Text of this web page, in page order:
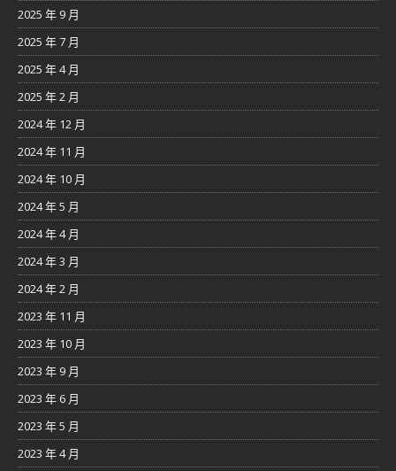
2025 年 9 月
2025 年 7 月
2025 年 4 月
2025 年 2 月
2024 年 12 月
2024 年 11 月
2024 年 10 月
2024 年 5 月
2024 年 4 月
2024 年 3 月
2024 年 2 月
2023 年 11 月
2023 年 10 月
2023 年 9 月
2023 年 6 月
2023 年 5 月
2023 年 4 月